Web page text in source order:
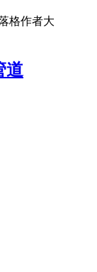
格作者大
道